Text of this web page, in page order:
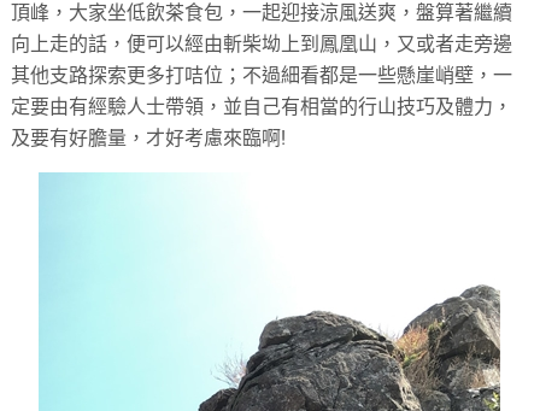
頂峰，大家坐低飲茶食包，一起迎接涼風送爽，盤算著繼續
向上走的話，便可以經由斬柴坳上到鳳凰山，又或者走旁邊
其他支路探索更多打咭位；不過細看都是一些懸崖峭壁，一
定要由有經驗人士帶領，並自己有相當的行山技巧及體力，
及要有好膽量，才好考慮來臨啊!